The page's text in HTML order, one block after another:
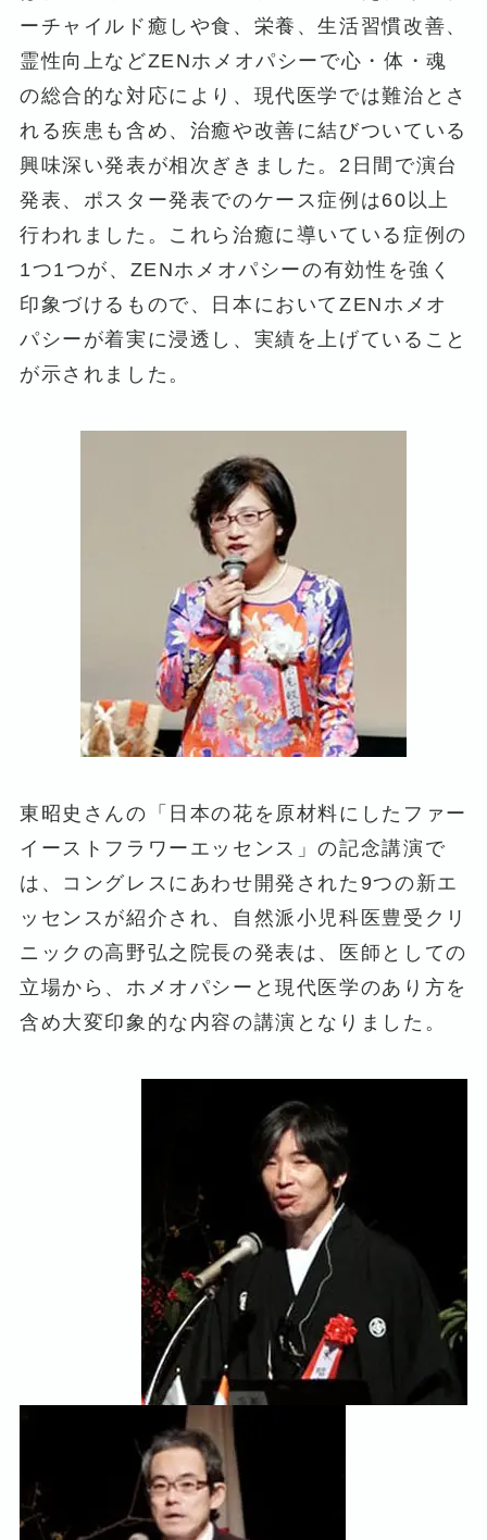
ーチャイルド癒しや食、栄養、生活習慣改善、
霊性向上などZENホメオパシーで心・体・魂
の総合的な対応により、現代医学では難治とさ
れる疾患も含め、治癒や改善に結びついている
興味深い発表が相次ぎきました。2日間で演台
発表、ポスター発表でのケース症例は60以上
行われました。これら治癒に導いている症例の
1つ1つが、ZENホメオパシーの有効性を強く
印象づけるもので、日本においてZENホメオ
パシーが着実に浸透し、実績を上げていること
が示されました。
東昭史さんの「日本の花を原材料にしたファー
イーストフラワーエッセンス」の記念講演で
は、コングレスにあわせ開発された9つの新エ
ッセンスが紹介され、自然派小児科医豊受クリ
ニックの高野弘之院長の発表は、医師としての
立場から、ホメオパシーと現代医学のあり方を
含め大変印象的な内容の講演となりました。